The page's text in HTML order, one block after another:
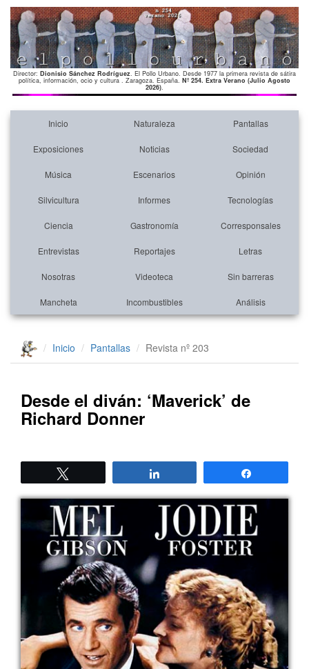
Director: Dionisio Sánchez Rodríguez. El Pollo Urbano. Desde 1977 la primera revista de sátira
política, información, ocio y cultura . Zaragoza. España. Nº 254. Extra Verano (Julio Agosto
2026).
Inicio Naturaleza Pantallas
Exposiciones Noticias Sociedad
Música Escenarios Opinión
Silvicultura Informes Tecnologías
Ciencia Gastronomía Corresponsales
Entrevistas Reportajes Letras
Nosotras Videoteca Sin barreras
Mancheta Incombustibles Análisis
Inicio Pantallas Revista nº 203
Desde el diván: ‘Maverick’ de
Richard Donner